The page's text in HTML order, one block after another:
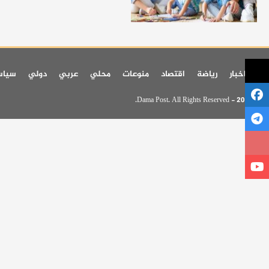
اخر اخبار رياضة اقتصاد منوعات محلي عربي دولي
© 2026 - Dama Post. All Rights Reserved.